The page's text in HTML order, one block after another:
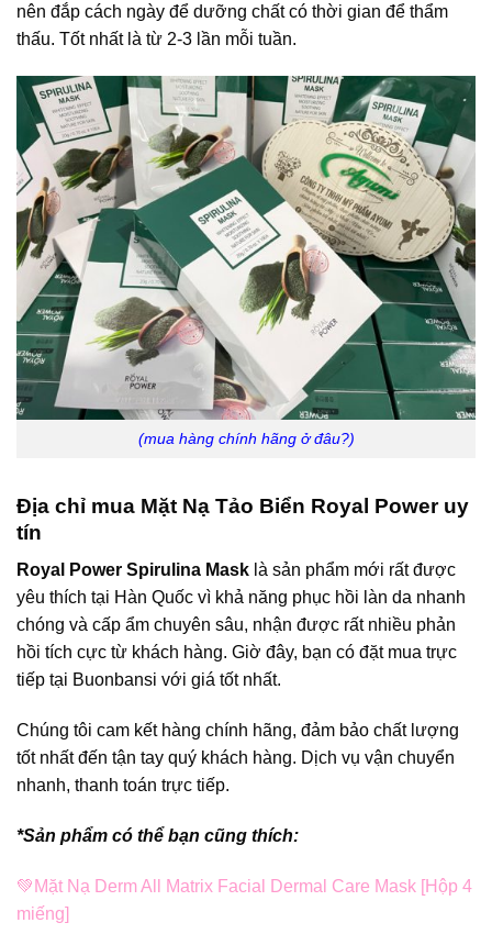
nên đắp cách ngày để dưỡng chất có thời gian để thẩm
thấu. Tốt nhất là từ 2-3 lần mỗi tuần.
(mua hàng chính hãng ở đâu?)
Địa chỉ mua Mặt Nạ Tảo Biển Royal Power uy
tín
Royal Power Spirulina Mask là sản phẩm mới rất được
yêu thích tại Hàn Quốc vì khả năng phục hồi làn da nhanh
chóng và cấp ẩm chuyên sâu, nhận được rất nhiều phản
hồi tích cực từ khách hàng. Giờ đây, bạn có đặt mua trực
tiếp tại Buonbansi với giá tốt nhất.
Chúng tôi cam kết hàng chính hãng, đảm bảo chất lượng
tốt nhất đến tận tay quý khách hàng. Dịch vụ vận chuyển
nhanh, thanh toán trực tiếp.
*Sản phẩm có thể bạn cũng thích:
💚 Mặt Nạ Derm All Matrix Facial Dermal Care Mask [Hộp 4
miếng]